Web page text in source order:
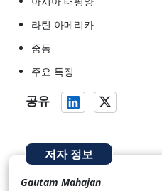
라틴 아메리카
중동
주요 특징
공유
저자 정보
Gautam Mahajan